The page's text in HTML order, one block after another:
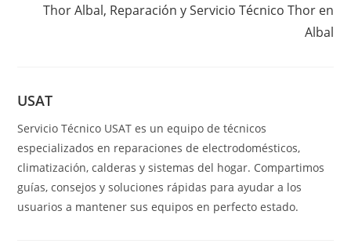
Thor Albal, Reparación y Servicio Técnico Thor en
Albal
USAT
Servicio Técnico USAT es un equipo de técnicos
especializados en reparaciones de electrodomésticos,
climatización, calderas y sistemas del hogar. Compartimos
guías, consejos y soluciones rápidas para ayudar a los
usuarios a mantener sus equipos en perfecto estado.